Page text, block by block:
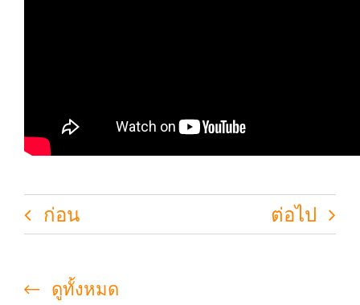
ก่อน ต่อไป
ดูทั้งหมด